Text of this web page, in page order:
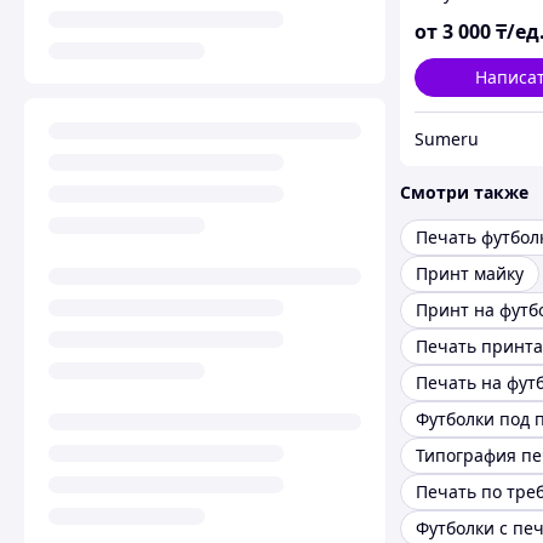
от3 000₸/ед.
Sumeru
Смотри также
Принт майку
Принт на